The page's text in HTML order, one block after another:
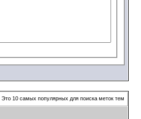
Это 10 самых популярных для поиска меток тем